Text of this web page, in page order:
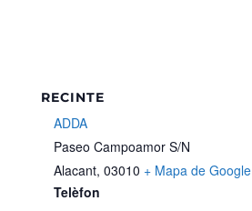
RECINTE
ADDA
Paseo Campoamor S/N
Alacant, 03010 + Mapa de Google
Telèfon